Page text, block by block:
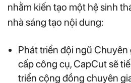
nhằm kiến tạo một hệ sinh
nhà sáng tạo nội dung:
Phát triển đội ngũ
cấp công cụ, CapCut sẽ
triển cộng đồng chuyên